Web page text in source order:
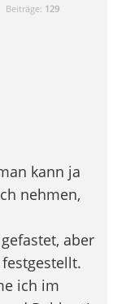
Beiträge: 129
kann ja
nehmen,
aber
ich im